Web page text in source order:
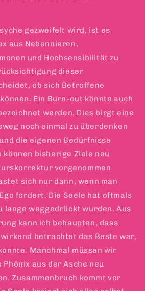
gezweifelt wird, ist es
aus Nebennieren,
und Hochsensibilität zu
dieser
ob sich Betroffene
Ein Burn-out könnte auch
werden. Dies birgt eine
noch einmal zu überdenken
die eigenen Bedürfnisse
können bisherige Ziele neu
vorgenommen
sich nur dann, wenn man
fordert. Die Seele hat oftmals
lange weggedrückt wurden. Aus
kann ich behaupten, dass
betrachtet das Beste war,
Manchmal müssen wir
aus der Asche neu
Zusammenbruch kommt vor